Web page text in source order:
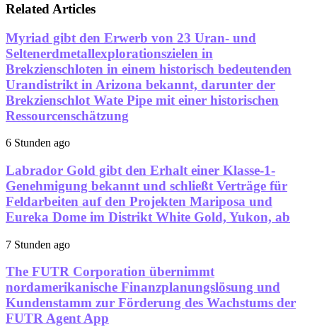
Related Articles
Myriad gibt den Erwerb von 23 Uran- und
Seltenerdmetallexplorationszielen in
Brekzienschloten in einem historisch bedeutenden
Urandistrikt in Arizona bekannt, darunter der
Brekzienschlot Wate Pipe mit einer historischen
Ressourcenschätzung
6 Stunden ago
Labrador Gold gibt den Erhalt einer Klasse-1-
Genehmigung bekannt und schließt Verträge für
Feldarbeiten auf den Projekten Mariposa und
Eureka Dome im Distrikt White Gold, Yukon, ab
7 Stunden ago
The FUTR Corporation übernimmt
nordamerikanische Finanzplanungslösung und
Kundenstamm zur Förderung des Wachstums der
FUTR Agent App